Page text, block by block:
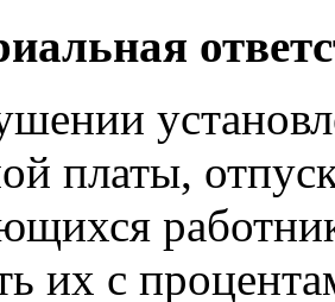
платы,
их с